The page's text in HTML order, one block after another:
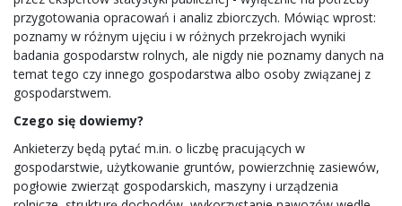
przygotowania opracowań i analiz zbiorczych. Mówiąc wprost:
poznamy w różnym ujęciu i w różnych przekrojach wyniki
badania gospodarstw rolnych, ale nigdy nie poznamy danych na
temat tego czy innego gospodarstwa albo osoby związanej z
gospodarstwem.
Czego się dowiemy?
Ankieterzy będą pytać m.in. o liczbę pracujących w
gospodarstwie, użytkowanie gruntów, powierzchnię zasiewów,
pogłowie zwierząt gospodarskich, maszyny i urządzenia